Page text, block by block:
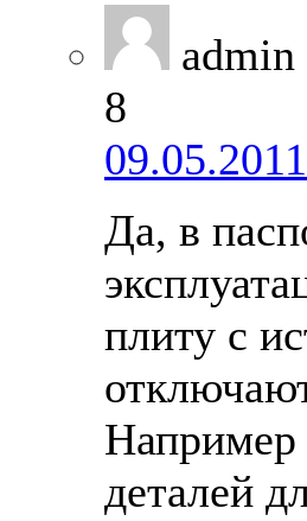
admin
8
Да, в
плиту с
Например
деталей